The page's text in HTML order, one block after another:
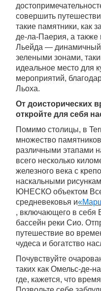
совершить
такие памятники, как
де-ла-Паерия, а также
Льейда —
зелеными зонами,
идеальное место для
мероприятий,
Льоха.
От доисторических
откройте для себя
Помимо столицы, в
множество
различными этапами
всего несколько
железного века с
наскальными
ЮНЕСКО объектом
средневековья и
, включающего в себя
бассейн реки Сио.
путешествие во
чудеса и богатство
Почувствуйте
таких как Омельс-де-
где, кажется, что